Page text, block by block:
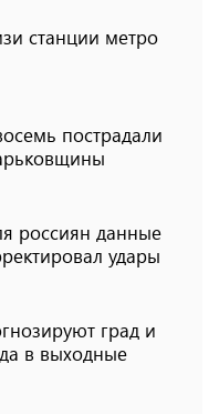
станции метро
пострадали
россиян данные
удары
град и
в выходные